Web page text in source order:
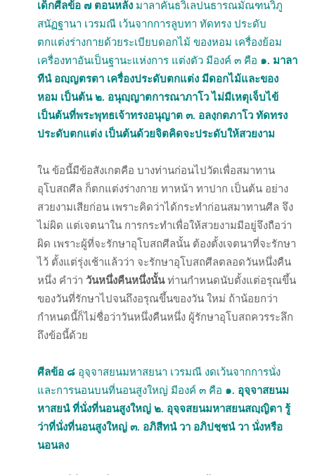
เด็กศีลข้อ ๗ ตอนหลัง มาลาคันธวิเลปนธารณมัณฑนวิภู
สนัฏฐานา เวรมณี เว้นจากการลูบทา ทัดทรง ประดับ
ตกแต่งร่างกายด้วยระเบียบดอกไม้ ของหอม เครื่องย้อม
เครื่องทาอันเป็นฐานะแห่งการ แต่งตัว มีองค์ ๓ คือ ๑. มาลา
ทีนํ อญฺญตรตา เครื่องประดับตกแต่ง มีดอกไม้และของ
หอม เป็นต้น ๒. อนุญฺญาตการณาภาโว ไม่มีเหตุเจ็บไข้
เป็นต้นที่พระพุทธเจ้าทรงอนุญาต ๓. อลงฺกตภาโว ทัดทรง
ประดับตกแต่ง เป็นต้นด้วยจิตคิดจะประดับให้สวยงาม
ใน ข้อนี้มีข้อสังเกตคือ บางท่านก่อนไปวัดเพื่อสมาทาน
อุโบสถศีล ก็ตกแต่งร่างกาย ทาหน้า ทาปาก เป็นต้น อย่าง
สวยงามเสียก่อน เพราะคิดว่าได้กระทำก่อนสมาทานศีล จึง
ไม่ผิด แต่เจตนาใน การกระทำเพื่อให้สวยงามมีอยู่จึงถือว่า
ผิด เพราะผู้ที่จะรักษาอุโบสถศีลนั้น ต้องตั้งเจตนาที่จะรักษา
ไว้ ตั้งแต่รุ่งเช้าแล้วว่า จะรักษาอุโบสถศีลตลอดวันหนึ่งคืน
หนึ่ง คำว่าวันหนึ่งคืนหนึ่งนั้นท่านกำหนดนับตั้งแต่อรุณขึ้น
ของวันที่รักษาไปจนถึงอรุณขึ้นของวัน ใหม่ ถ้าน้อยกว่า
กำหนดนี้ก็ไม่ชื่อว่าวันหนึ่งคืนหนึ่ง ผู้รักษาอุโบสถควรระลึก
ถึงข้อนี้ด้วย
ศีลข้อ ๘ อุจฺจาสยนมหาสยนา เวรมณี งดเว้นจากการนั่ง
และการนอนบนที่นอนสูงใหญ่ มีองค์ ๓ คือ ๑. อุจฺจาสยนม
หาสยนํ ที่นั่งที่นอนสูงใหญ่ ๒. อุจฺจสยนมหาสยนสญฺญิตา รู้
ว่าที่นั่งที่นอนสูงใหญ่ ๓. อภิสีทนํ วา อภิปชฺชนํ วา นั่งหรือ
นอนลง